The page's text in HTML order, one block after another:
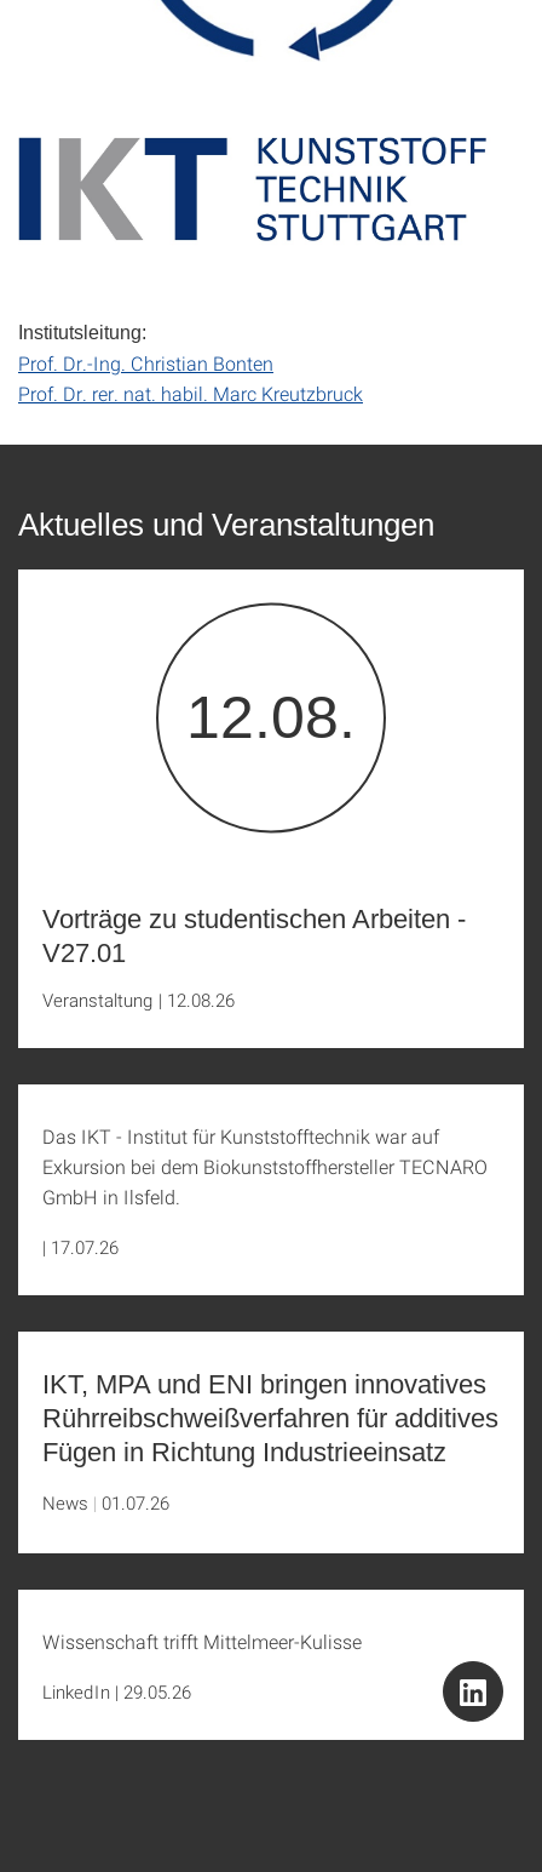
Institutsleitung:
Prof. Dr.-Ing. Christian Bonten
Prof. Dr. rer. nat. habil. Marc Kreutzbruck
Aktuelles und Veranstaltungen
12.08.
Vorträge zu studentischen Arbeiten -
V27.01
Veranstaltung | 12.08.26
Das IKT - Institut für Kunststofftechnik war auf
Exkursion bei dem Biokunststoffhersteller TECNARO
GmbH in Ilsfeld.
| 17.07.26
IKT, MPA und ENI bringen innovatives
Rührreibschweißverfahren für additives
Fügen in Richtung Industrieeinsatz
News 01.07.26
Wissenschaft trifft Mittelmeer-Kulisse
LinkedIn | 29.05.26